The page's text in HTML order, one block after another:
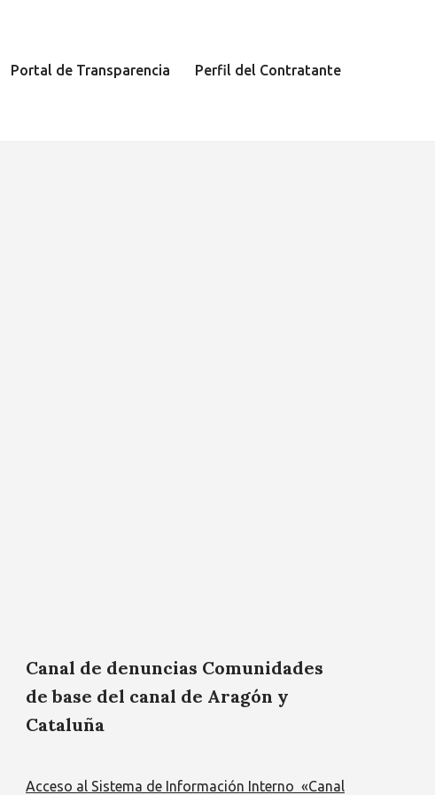
Portal de Transparencia Perfil del Contratante
Canal de denuncias Comunidades
de base del canal de Aragón y
Cataluña
Acceso al Sistema de Información Interno «Canal